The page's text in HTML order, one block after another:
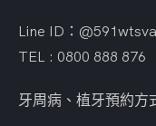
Line ID：@591wtsva
TEL : 0800 888 876
牙周病、植牙預約方